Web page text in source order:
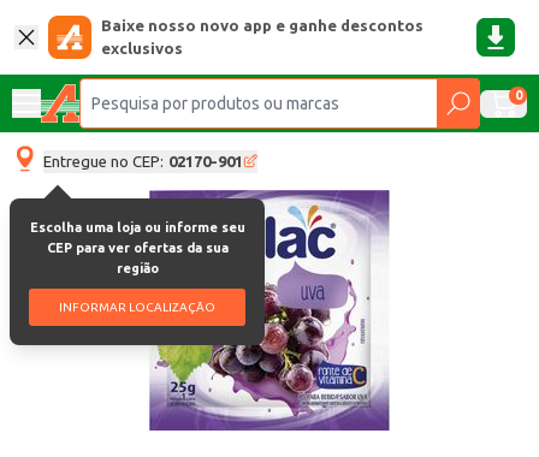
Baixe nosso novo app e ganhe descontos
exclusivos
0
Entregue no CEP: 02170-901
Escolha uma loja ou informe seu
CEP para ver ofertas da sua
região
INFORMAR LOCALIZAÇÃO